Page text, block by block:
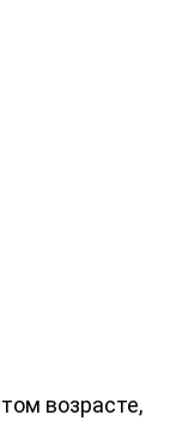
возрасте,